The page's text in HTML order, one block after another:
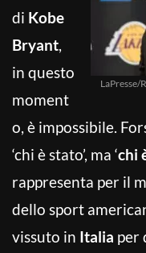
LaPresse/
di Kobe
Bryant,
in questo
moment
o, è impossibile.
‘chi è stato’, ma ‘chi
rappresenta per il
dello sport
vissuto in Italia per